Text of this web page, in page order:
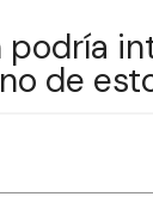
podría
de